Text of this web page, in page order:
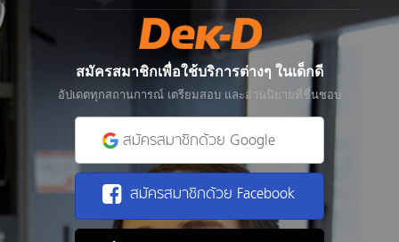
สมัครสมาชิกเพื่อใช้บริการต่างๆ ในเด็กดี
อัปเดตทุกสถานการณ์ เตรียมสอบ และอ่านนิยายที่ชื่นชอบ
สมัครสมาชิกด้วย Google
สมัครสมาชิกด้วย Facebook